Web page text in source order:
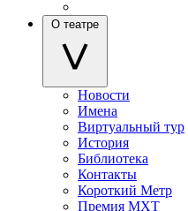
О театре
Новости
Имена
Виртуальный тур
История
Библиотека
Контакты
Короткий Метр
Премия МХТ